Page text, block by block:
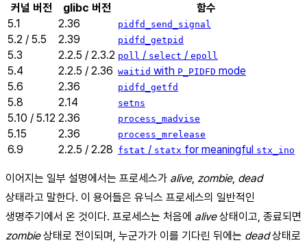
커널 버전 glibc 버전
함수
5.1
2.36 pidfd_send_signal
5.2 / 5.5 2.39 pidfd_getpid
5.3 2.2.5 / 2.3.2 poll / select / epoll
5.4 2.2.5 / 2.36 waitid with P_PIDFD mode
5.6
2.36 pidfd_getfd
5.8 2.14 setns
5.10 / 5.12 2.36 process_madvise
5.15 2.36 process_mrelease
6.9 2.2.5 / 2.28 fstat / statx for meaningful stx_ino
이어지는 일부 설명에서는 프로세스가 alive, zombie, dead
상태라고 말한다. 이 용어들은 유닉스 프로세스의 일반적인
생명주기에서 온 것이다. 프로세스는 처음에 alive상태이고, 종료되면
zombie상태로 전이되며, 누군가가 이를 기다린 뒤에는 dead상태로